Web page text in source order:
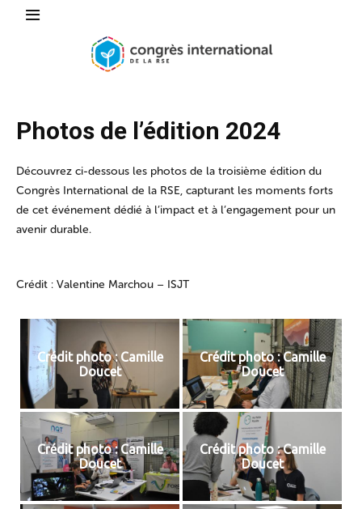
Photos de l’édition 2024
Découvrez ci-dessous les photos de la troisième édition du
Congrès International de la RSE, capturant les moments forts
de cet événement dédié à l’impact et à l’engagement pour un
avenir durable.
Crédit : Valentine Marchou – ISJT
Crédit photo : Camille
Doucet
Crédit photo : Camille
Doucet
Crédit photo : Camille
Doucet
Crédit photo : Camille
Doucet